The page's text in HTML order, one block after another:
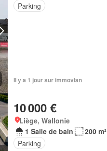
Parking
Il y a 1 jour sur immovlan
10 000 €
Liège, Wallonie
1 Salle de bain
200 m²
Parking